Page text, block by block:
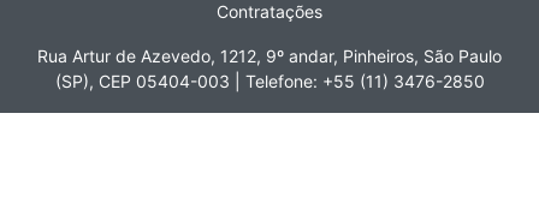
Contratações
Rua Artur de Azevedo, 1212, 9º andar, Pinheiros, São Paulo
(SP), CEP 05404-003 | Telefone: +55 (11) 3476-2850